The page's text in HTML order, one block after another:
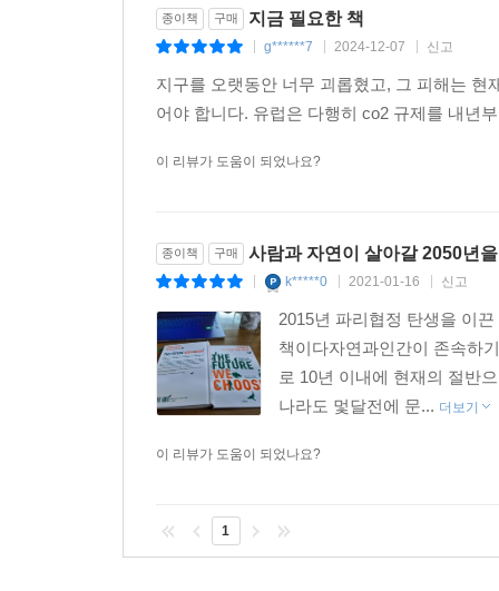
그러나 인간이 잘 살려면 무엇이 필요한지를 보
을 수치화한 값에 불과하기 때문이다. GDP는 환
를 우선시하지도 않는다. 황폐해진 땅이나 병든
커피를 마시면 GDP는 올라간다. 하지만 그 과정
--- p.161~162, 「8장 우리가 해야 할 일」 중에서
며, 이제는 더 개선할 수 있다 하더라도 미미한
았는데, 그 결과 냉각에 들어가는 에너지를 40퍼
수 있음을 보여주는 사소한 예에 지나지 않는다.
--- p.172~173, 「8장 우리가 해야 할 일」 중에서
수많은 유권자가 기후변화를 최우선 순위에 두
지 확인해야 한다.
필요하다는 점에 독자 역시 동의하게 된다.
불가능한 일이고, 유엔이라는 조직의 구조상 합
이유를 소상히 몇 시간이고 설명할 준비가 되
마음가짐을 바꾸는 것이야말로 우리에게 가장
국가 정책에서 개인의 실천까지,
모두를 위한 10가지 행동 방향
3부에서는 구체적인 실천 방향이 제시된다. 부작
주장에 맞서 진실을 수호하는 법, 숲을 되살리고,
10가지의 행동을 제안한다. 국가간 정의, 건강
전체적인 상황을 조망하게 해주는 좋은 가이드이
기상이변 심화 등의 형태로 규모와 파괴력을 키
명분을 내세울 것이다. 이는 기후변화의 근본
제발 이 책을 읽으시라.
중요한 책. 잘 읽히고, 영감을 주며, 희망으로 향하
이보다 더 중요한 책은 없다.
종이책 구매 지금 필요한 책
g******7 2024-12-07 신고
지구를 오랫동안 너무 괴롭혔고, 그 피해는
어야 합니다. 유럽은 다행히 co2 규제를 내년
이 리뷰가 도움이 되었나요?
종이책 구매 사람과 자연이 살아갈 2050년
k*****0 2021-01-16 신고
2015년 파리협정 탄생을 이
책이다자연과인간이 존속하
로 10년 이내에 현재의 절반
나라도 멏달전에 문... 더보기
이 리뷰가 도움이 되었나요?
1